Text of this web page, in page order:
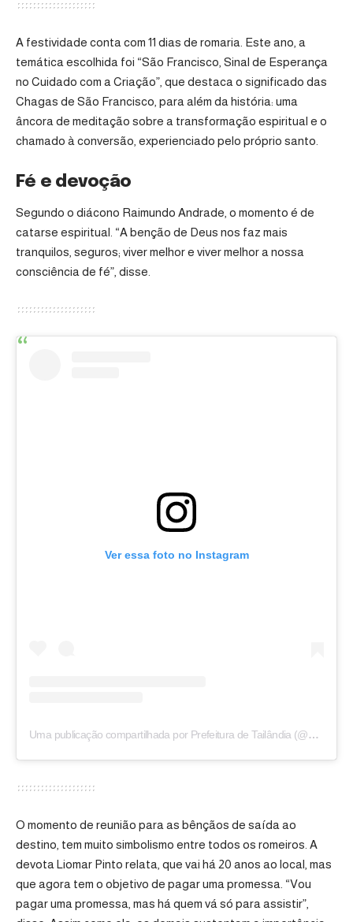
A festividade conta com 11 dias de romaria. Este ano, a
temática escolhida foi “São Francisco, Sinal de Esperança
no Cuidado com a Criação”, que destaca o significado das
Chagas de São Francisco, para além da história: uma
âncora de meditação sobre a transformação espiritual e o
chamado à conversão, experienciado pelo próprio santo.
Fé e devoção
Segundo o diácono Raimundo Andrade, o momento é de
catarse espiritual. “A benção de Deus nos faz mais
tranquilos, seguros; viver melhor e viver melhor a nossa
consciência de fé”, disse.
Ver essa foto no Instagram
Uma publicação compartilhada por Prefeitura de Tailândia (@prefeituradetailandia)
O momento de reunião para as bênçãos de saída ao
destino, tem muito simbolismo entre todos os romeiros. A
devota Liomar Pinto relata, que vai há 20 anos ao local, mas
que agora tem o objetivo de pagar uma promessa. “Vou
pagar uma promessa, mas há quem vá só para assistir”,